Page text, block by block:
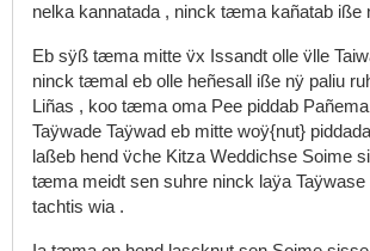
nelka kannatada , ninck tæma kañatab iße
Eb sÿß tæma mitte v̈x Issandt olle v̈lle
ninck tæmal eb olle heñesall iße nÿ paliu
Liñas , koo tæma oma Pee piddab Pañema
Taÿwade Taÿwad eb mitte woÿ{nut} piddada
laßeb hend v̈che Kitza Weddichse Soime
tæma meidt sen suhre ninck laÿa Taÿwase
tachtis wia .